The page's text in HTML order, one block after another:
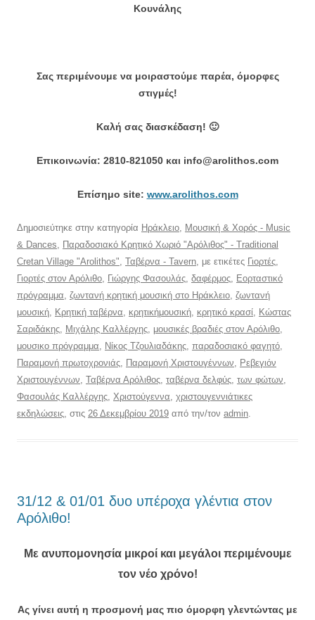
Κουνάλης
Σας περιμένουμε να μοιραστούμε παρέα, όμορφες
στιγμές!
Καλή σας διασκέδαση! 🙂
Επικοινωνία: 2810-821050 και info@arolithos.com
Eπίσημο site: www.arolithos.com
Δημοσιεύτηκε στην κατηγορία Ηράκλειο
Μουσική & Χορός - Music
& Dances
Παραδοσιακό Κρητικό Χωριό "Αρόλιθος" - Traditional
Cretan Village "Arolithos" Ταβέρνα - Tavern , με ετικέτες Γιορτές
Γιορτές στον Αρόλιθο
Γιώργης Φασουλάς δαφέρμος
Εορταστικό
πρόγραμμα ζωντανή κρητική μουσική στο Ηράκλειο ζωντανή
μουσική
Κρητική ταβέρνα κρητικήμουσική κρητικό κρασί
Κώστας
Σαριδάκης
Μιχάλης Καλλέργης μουσικές βραδιές στον Αρόλιθο
μουσικο πρόγραμμα
Νίκος Τζουλιαδάκης παραδοσιακό φαγητό
Παραμονή πρωτοχρονιάς
Παραμονή Χριστουγέννων
Ρεβεγιόν
Χριστουγέννων Ταβέρνα Αρόλιθος ταβέρνα δελφύς των φώτων
Φασουλάς Καλλέργης Χριστούγεννα χριστουγεννιάτικες
εκδηλώσεις , στις 26 Δεκεμβρίου 2019 από την/τον admin
31/12 & 01/01 δυο υπέροχα γλέντια στον
Αρόλιθο!
Με ανυπομονησία μικροί και μεγάλοι περιμένουμε
τον νέο χρόνο!
Ας γίνει αυτή η προσμονή μας πιο όμορφη γλεντώντας με